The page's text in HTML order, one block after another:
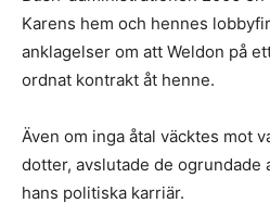
Karens hem och hennes
anklagelser om att Weldon på
ordnat kontrakt åt henne.
Även om inga åtal väcktes mot
dotter, avslutade de ogrundade
hans politiska karriär.